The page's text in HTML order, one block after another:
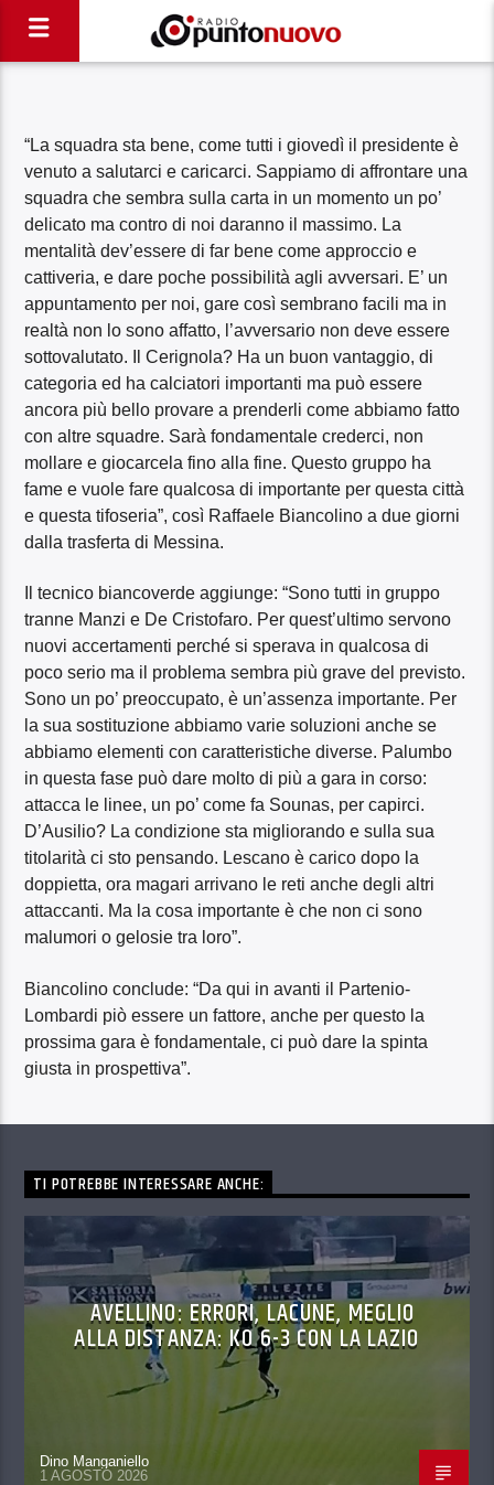
“La squadra sta bene, come tutti i giovedì il presidente è
venuto a salutarci e caricarci. Sappiamo di affrontare una
squadra che sembra sulla carta in un momento un po’
delicato ma contro di noi daranno il massimo. La
mentalità dev’essere di far bene come approccio e
cattiveria, e dare poche possibilità agli avversari. E’ un
appuntamento per noi, gare così sembrano facili ma in
realtà non lo sono affatto, l’avversario non deve essere
sottovalutato. Il Cerignola? Ha un buon vantaggio, di
categoria ed ha calciatori importanti ma può essere
ancora più bello provare a prenderli come abbiamo fatto
con altre squadre. Sarà fondamentale crederci, non
mollare e giocarcela fino alla fine. Questo gruppo ha
fame e vuole fare qualcosa di importante per questa città
e questa tifoseria”, così Raffaele Biancolino a due giorni
dalla trasferta di Messina.
Il tecnico biancoverde aggiunge: “Sono tutti in gruppo
tranne Manzi e De Cristofaro. Per quest’ultimo servono
nuovi accertamenti perché si sperava in qualcosa di
poco serio ma il problema sembra più grave del previsto.
Sono un po’ preoccupato, è un’assenza importante. Per
la sua sostituzione abbiamo varie soluzioni anche se
abbiamo elementi con caratteristiche diverse. Palumbo
in questa fase può dare molto di più a gara in corso:
attacca le linee, un po’ come fa Sounas, per capirci.
D’Ausilio? La condizione sta migliorando e sulla sua
titolarità ci sto pensando. Lescano è carico dopo la
doppietta, ora magari arrivano le reti anche degli altri
attaccanti. Ma la cosa importante è che non ci sono
malumori o gelosie tra loro”.
Biancolino conclude: “Da qui in avanti il Partenio-
Lombardi piò essere un fattore, anche per questo la
prossima gara è fondamentale, ci può dare la spinta
giusta in prospettiva”.
TI POTREBBE INTERESSARE ANCHE:
AVELLINO: ERRORI, LACUNE, MEGLIO
ALLA DISTANZA: KO 6-3 CON LA LAZIO
Dino Manganiello
1 AGOSTO 2026